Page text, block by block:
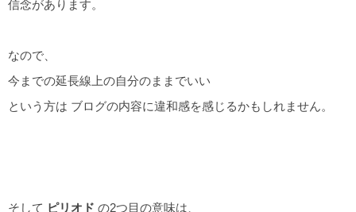
信念があります。
なので、
今までの延長線上の自分のままでいい
という方は ブログの内容に違和感を感じるかもしれません。
そして ピリオド の2つ目の意味は、